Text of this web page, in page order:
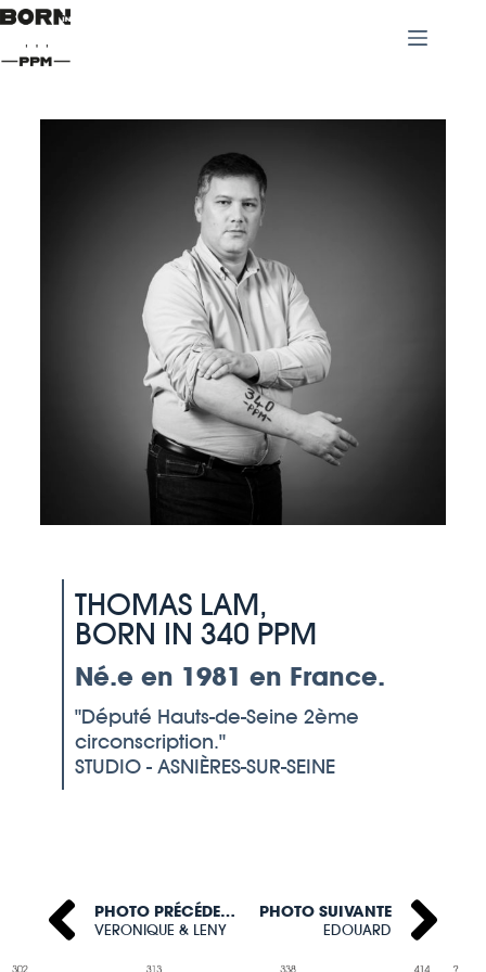
THOMAS LAM,
BORN IN 340 PPM
Né.e en 1981 en France.
Député Hauts-de-Seine 2ème
circonscription.
STUDIO - ASNIÈRES-SUR-SEINE
PHOTO PRÉCÉDENTE
VERONIQUE & LENY
PHOTO SUIVANTE
EDOUARD